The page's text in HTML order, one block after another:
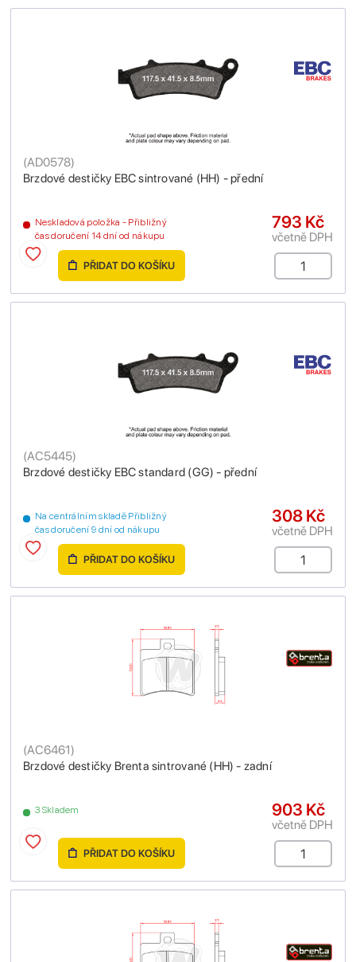
Brzdové destičky EBC sintrované (HH) - přední
(AD0578)
Neskladová položka - Přibližný
čas doručení 14 dní od nákupu
793 Kč
včetně DPH
PŘIDAT DO KOŠÍKU
Brzdové destičky EBC standard (GG) - přední
(AC5445)
Na centrálním skladě Přibližný
čas doručení 9 dní od nákupu
308 Kč
včetně DPH
PŘIDAT DO KOŠÍKU
Brzdové destičky Brenta sintrované (HH) - zadní
(AC6461)
3 Skladem 903 Kč
včetně DPH
PŘIDAT DO KOŠÍKU